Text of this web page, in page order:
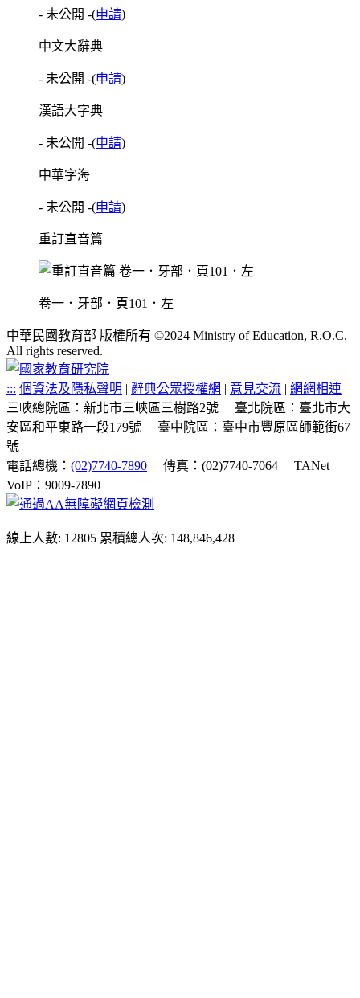
- 未公開 -(申請)
中文大辭典
- 未公開 -(申請)
漢語大字典
- 未公開 -(申請)
中華字海
- 未公開 -(申請)
重訂直音篇
卷一．牙部．頁101．左
中華民國教育部 版權所有 ©2024 Ministry of Education, R.O.C.
All rights reserved.
::: 個資法及隱私聲明 | 辭典公眾授權網 | 意見交流 | 網網相連
三峽總院區：新北市三峽區三樹路2號
臺北院區：臺北市大
安區和平東路一段179號
臺中院區：臺中市豐原區師範街67
號
電話總機： (02)7740-7890 傳真：(02)7740-7064
TANet
VoIP：9009-7890
線上人數: 12805 累積總人次: 148,846,428